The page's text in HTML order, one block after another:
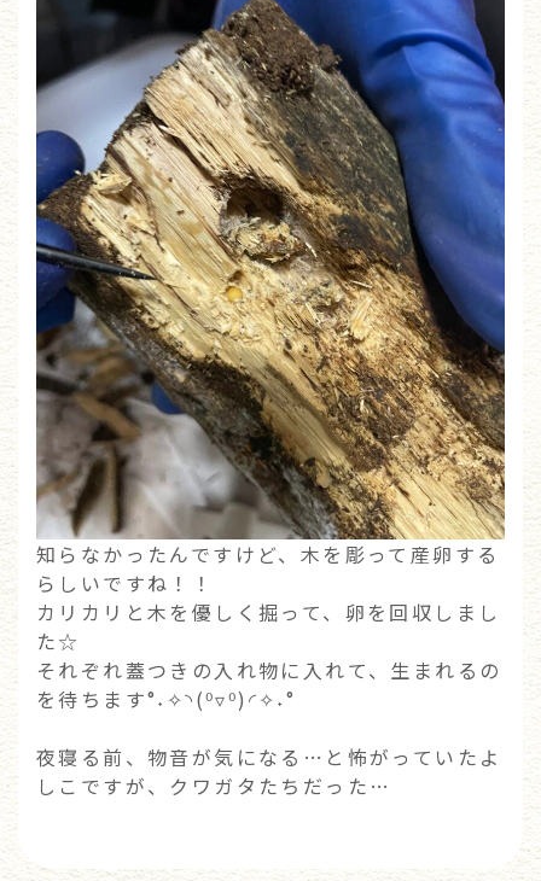
知らなかったんですけど、木を彫って産卵する
らしいですね！！
カリカリと木を優しく掘って、卵を回収しまし
た☆
それぞれ蓋つきの入れ物に入れて、生まれるの
を待ちます°˖✧◝(⁰▿⁰)◜✧˖°
夜寝る前、物音が気になる…と怖がっていたよ
しこですが、クワガタたちだった…